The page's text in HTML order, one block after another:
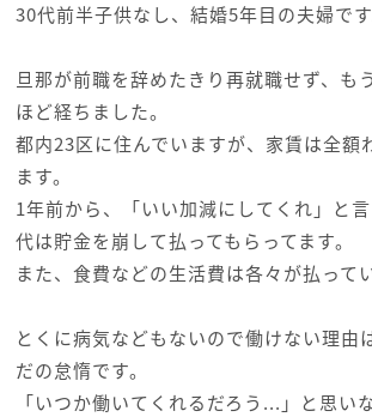
30代前半子供なし、結婚5年目の夫婦です
旦那が前職を辞めたきり再就職せず、も
ほど経ちました。
都内23区に住んでいますが、家賃は全額
ます。
1年前から、「いい加減にしてくれ」と
代は貯金を崩して払ってもらってます。
また、食費などの生活費は各々が払って
とくに病気などもないので働けない理由
だの怠惰です。
「いつか働いてくれるだろう...」と思い